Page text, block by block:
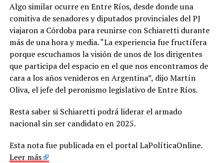
Algo similar ocurre en Entre Ríos, desde donde una
comitiva de senadores y diputados provinciales del PJ
viajaron a Córdoba para reunirse con Schiaretti durante
más de una hora y media. “La experiencia fue fructífera
porque escuchamos la visión de unos de los dirigentes
que participa del espacio en el que nos encontramos de
cara a los años venideros en Argentina”, dijo Martín
Oliva, el jefe del peronismo legislativo de Entre Ríos.
Resta saber si Schiaretti podrá liderar el armado
nacional sin ser candidato en 2025.
Esta nota fue publicada en el portal LaPolíticaOnline.
Leer más